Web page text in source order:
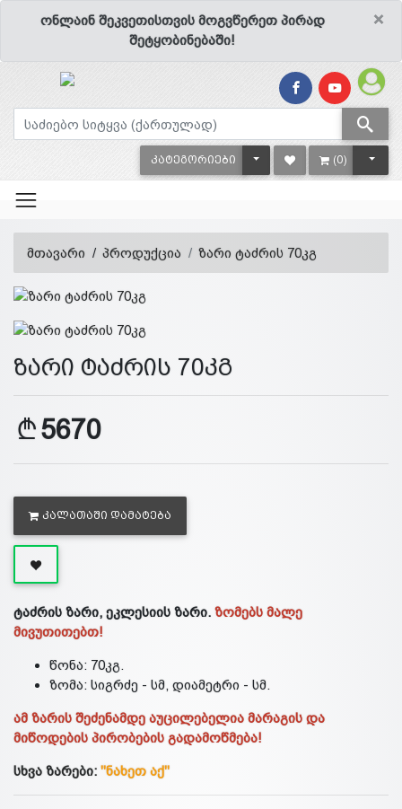
×
ონლაინ შეკვეთისთვის მოგვწერეთ პირად
შეტყობინებაში!
ᲙᲐᲢᲔᲒᲝᲠᲘᲔᲑᲘ TOGGLE DROPDOWN
(0)
მთავარი პროდუქცია ზარი ტაძრის 70კგ
ზარი ტაძრის 70კგ
5670
ᲙᲐᲚᲐᲗᲐᲨᲘ ᲓᲐᲛᲐᲢᲔᲑᲐ
ტაძრის ზარი, ეკლესიის ზარი. ზომებს მალე
მივუთითებთ!
წონა: 70კგ.
ზომა: სიგრძე - სმ, დიამეტრი - სმ.
ამ ზარის შეძენამდე აუცილებელია მარაგის და
მიწოდების პირობების გადამოწმება!
სხვა ზარები: "ნახეთ აქ"